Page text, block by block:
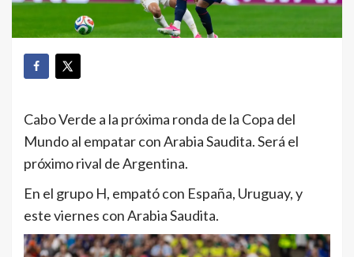
Cabo Verde a la próxima ronda de la Copa del
Mundo al empatar con Arabia Saudita. Será el
próximo rival de Argentina.
En el grupo H, empató con España, Uruguay, y
este viernes con Arabia Saudita.